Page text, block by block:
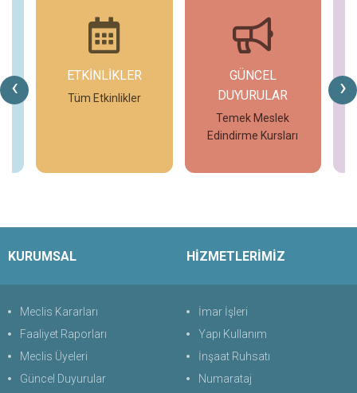
‹ ›
ETKİNLİKLER
Tüm Etkinlikler
GÜNCEL
DUYURULAR
Temek Meslek
Edindirme Kursları
KURUMSAL
Meclis Kararları
Faaliyet Raporları
Meclis Üyeleri
Güncel Duyurular
HİZMETLERİMİZ
İmar İşleri
Yapı Kullanım
İnşaat Ruhsatı
Numarataj